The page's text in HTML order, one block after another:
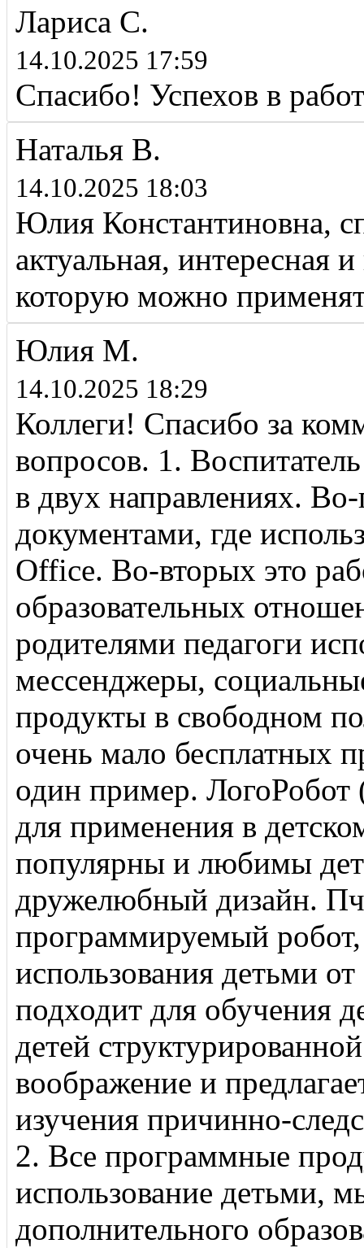
Лариса С.
14.10.2025 17:59
Спасибо! Успехов в
Наталья В.
14.10.2025 18:03
Юлия Константиновна,
актуальная, интересная
которую можно
Юлия М.
14.10.2025 18:29
Коллеги! Спасибо за
вопросов. 1.
в двух направлениях.
документами, где
Office. Во-вторых это
образовательных
родителями педагоги
мессенджеры,
продукты в свободном
очень мало бесплатных
один пример. ЛогоРобот
для применения в
популярны и любимы
дружелюбный дизайн.
программируемый
использования детьми
подходит для обучения
детей
воображение и
изучения причинно-
2. Все программные
использование детьми,
дополнительного